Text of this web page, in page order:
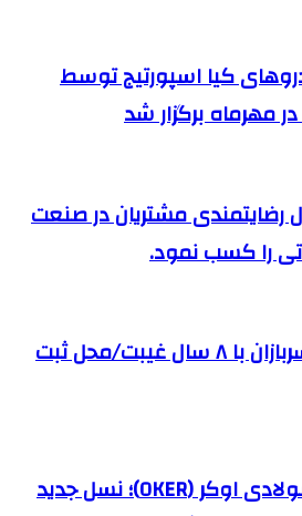
کیا اسپورتیج توسط
مهرماه برگزار شد
رضایتمندی مشتریان در صنعت
را کسب نمود.
طرح انصار ویژه سربازان با ۸ سال غیبت/محل ثبت
معرفی کرکره فولادی اوکر (OKER)؛ نسل جدید